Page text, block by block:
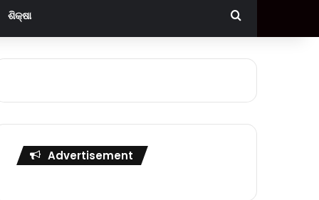
ଶିକ୍ଷା Search for
Advertisement